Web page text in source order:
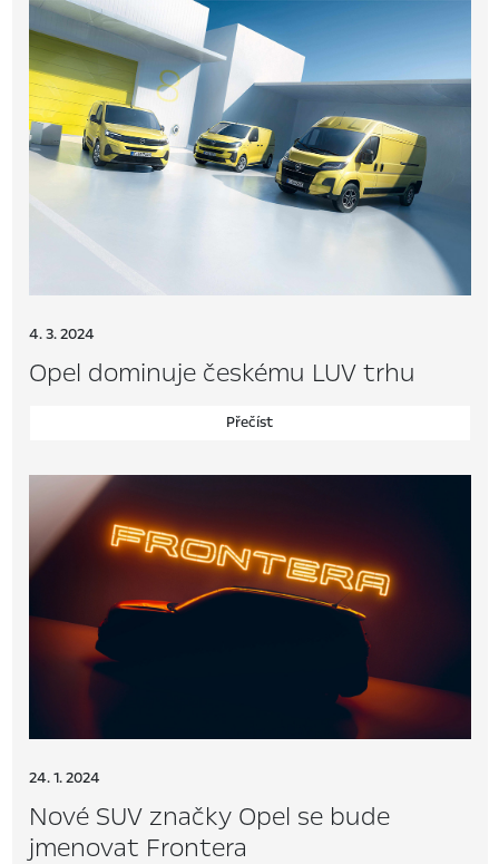
4. 3. 2024
Opel dominuje českému LUV trhu
Přečíst
24. 1. 2024
Nové SUV značky Opel se bude
jmenovat Frontera